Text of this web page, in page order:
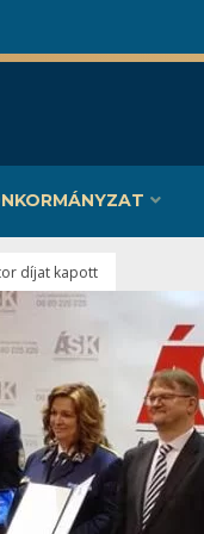
díjat kapott